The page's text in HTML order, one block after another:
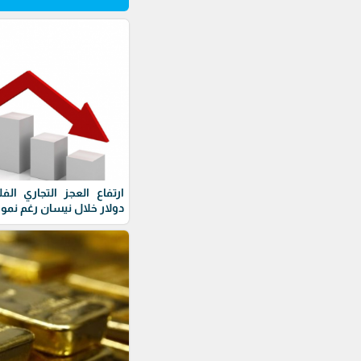
دولار خلال نيسان رغم